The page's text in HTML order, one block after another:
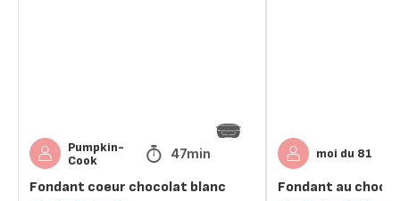
Pumpkin-
Cook
47min
Fondant coeur chocolat blanc
moi du 81
Fondant au